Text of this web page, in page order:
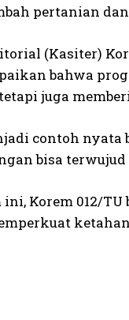
pertanian
(Kasiter)
bahwa
juga
contoh nyata
bisa
Korem 012/